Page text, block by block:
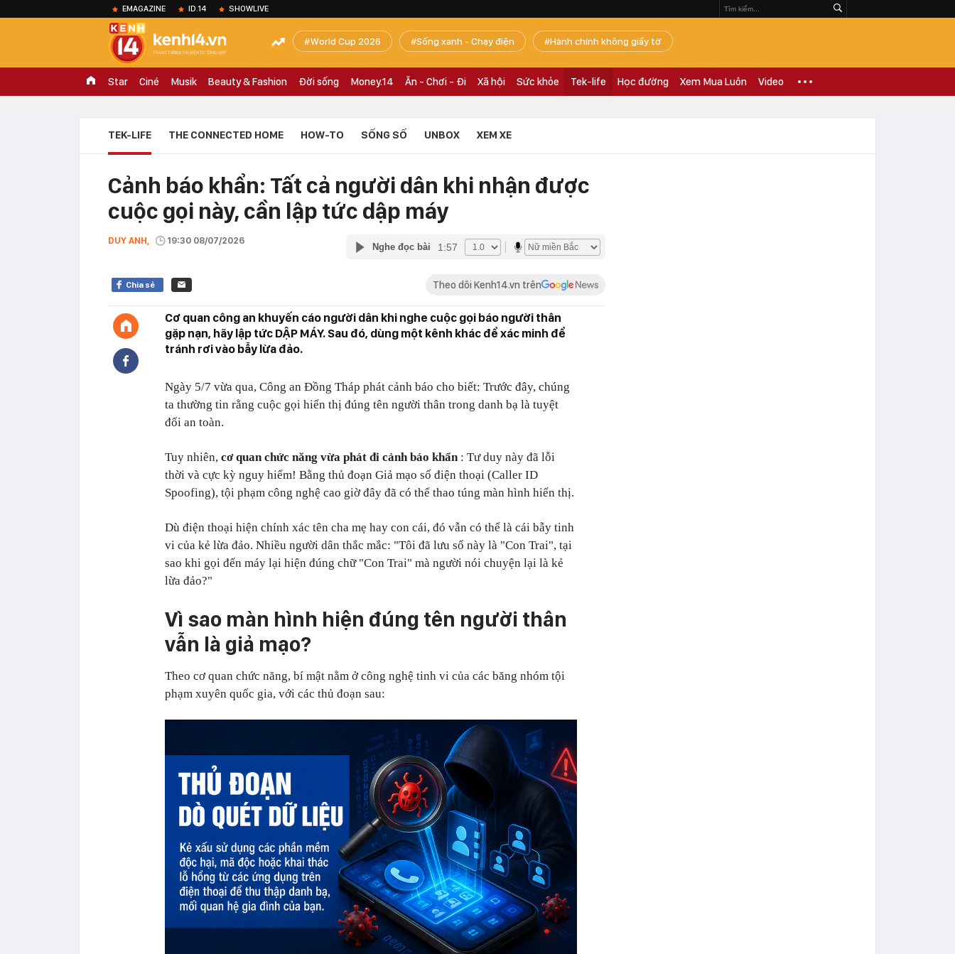
EMAGAZINE ID.14 SHOWLIVE
World Cup 2026 Sống xanh - Chạy điện Hành chính không giấy tờ
Star Ciné Musik Beauty & Fashion Đời sống Money.14 Ăn - Chơi - Đi Xã hội Sức khỏe Tek-life Học đường Xem Mua Luôn Video
TEK-LIFE THE CONNECTED HOME HOW-TO SỐNG SỐ UNBOX XEM XE
Cảnh báo khẩn: Tất cả người dân khi nhận được
cuộc gọi này, cần lập tức dập máy
DUY ANH, 19:30 08/07/2026
Nghe đọc bài 1:57
Chia sẻ Theo dõi Kenh14.vn trên
Cơ quan công an khuyến cáo người dân khi nghe cuộc gọi báo người thân
gặp nạn, hãy lập tức DẬP MÁY. Sau đó, dùng một kênh khác để xác minh để
tránh rơi vào bẫy lừa đảo.
Ngày 5/7 vừa qua, Công an Đồng Tháp phát cảnh báo cho biết: Trước đây, chúng
ta thường tin rằng cuộc gọi hiển thị đúng tên người thân trong danh bạ là tuyệt
đối an toàn.
Tuy nhiên, cơ quan chức năng vừa phát đi cảnh báo khẩn : Tư duy này đã lỗi
thời và cực kỳ nguy hiểm! Bằng thủ đoạn Giả mạo số điện thoại (Caller ID
Spoofing), tội phạm công nghệ cao giờ đây đã có thể thao túng màn hình hiển thị.
Dù điện thoại hiện chính xác tên cha mẹ hay con cái, đó vẫn có thể là cái bẫy tinh
vi của kẻ lừa đảo. Nhiều người dân thắc mắc: "Tôi đã lưu số này là "Con Trai", tại
sao khi gọi đến máy lại hiện đúng chữ "Con Trai" mà người nói chuyện lại là kẻ
lừa đảo?"
Vì sao màn hình hiện đúng tên người thân
vẫn là giả mạo?
Theo cơ quan chức năng, bí mật nằm ở công nghệ tinh vi của các băng nhóm tội
phạm xuyên quốc gia, với các thủ đoạn sau: